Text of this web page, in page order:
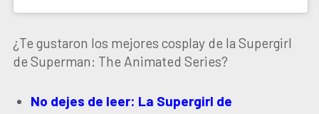
¿Te gustaron los mejores cosplay de la Supergirl
de Superman: The Animated Series?
No dejes de leer: La Supergirl de